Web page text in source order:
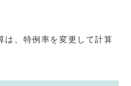
は、特例率を変更して計算